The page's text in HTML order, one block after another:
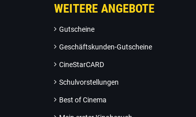
WEITERE ANGEBOTE
Gutscheine
Geschäftskunden-Gutscheine
CineStarCARD
Schulvorstellungen
Best of Cinema